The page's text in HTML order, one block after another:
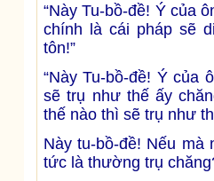
“Này Tu-bồ-đề! Ý của
chính là cái pháp sẽ
tôn!”
“Này Tu-bồ-đề! Ý của
sẽ trụ như thế ấy
thế nào thì sẽ trụ như
Này tu-bồ-đề! Nếu
tức là thường trụ